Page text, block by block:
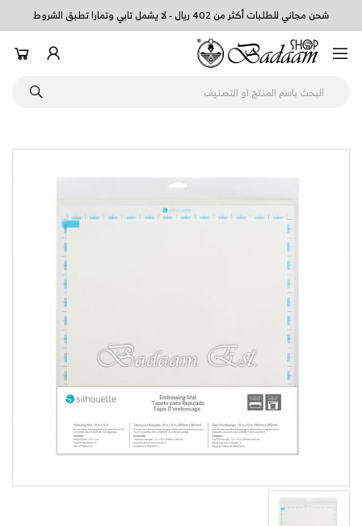
شحن مجاني للطلبات أكثر من 402 ريال - لا يشمل تابي وتمارا تطبق الشروط